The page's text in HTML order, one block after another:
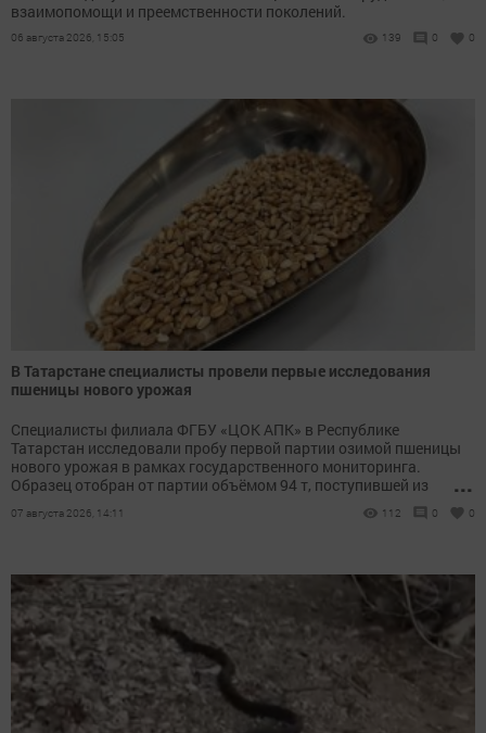
взаимопомощи и преемственности поколений.
06 августа 2026, 15:05 139 0 0
В Татарстане специалисты провели первые исследования
пшеницы нового урожая
Специалисты филиала ФГБУ «ЦОК АПК» в Республике
Татарстан исследовали пробу первой партии озимой пшеницы
нового урожая в рамках государственного мониторинга.
Образец отобран от партии объёмом 94 т, поступившей из
...
07 августа 2026, 14:11 112 0 0